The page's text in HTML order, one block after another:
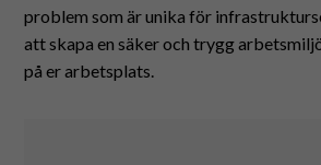
problem som är unika för
att skapa en säker och trygg
på er arbetsplats.